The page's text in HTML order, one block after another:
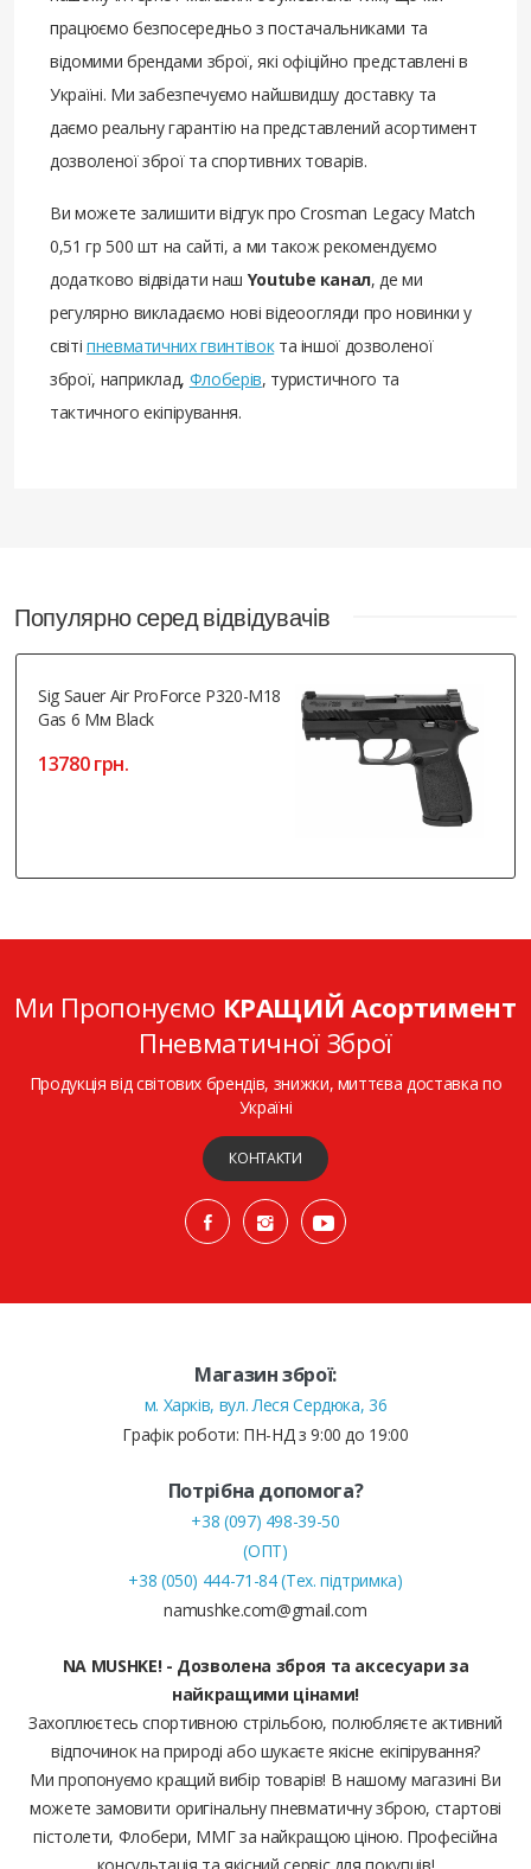
працюємо безпосередньо з постачальниками та
відомими брендами зброї, які офіційно представлені в
Україні. Ми забезпечуємо найшвидшу доставку та
даємо реальну гарантію на представлений асортимент
дозволеної зброї та спортивних товарів.
Ви можете залишити відгук про Crosman Legacy Match
0,51 гр 500 шт на сайті, а ми також рекомендуємо
додатково відвідати наш Youtube канал, де ми
регулярно викладаємо нові відеоогляди про новинки у
світі пневматичних гвинтівокта іншої дозволеної
зброї, наприклад, Флоберів, туристичного та
тактичного екіпірування.
Популярно серед відвідувачів
Sig Sauer Air ProForce P320-M18
Gas 6 Мм Black
13780 грн.
Ми Пропонуємо КРАЩИЙ Асортимент
Пневматичної Зброї
Продукція від світових брендів, знижки, миттєва доставка по
Україні
КОНТАКТИ
Магазин зброї:
м. Харків, вул. Леся Сердюка, 36
Графік роботи: ПН-НД з 9:00 до 19:00
Потрібна допомога?
+38 (097) 498-39-50
(ОПТ)
+38 (050) 444-71-84 (Тех. підтримка)
namushke.com@gmail.com
NA MUSHKE! - Дозволена зброя та аксесуари за
найкращими цінами!
Захоплюєтесь спортивною стрільбою, полюбляєте активний
відпочинок на природі або шукаєте якісне екіпірування?
Ми пропонуємо кращий вибір товарів! В нашому магазині Ви
можете замовити оригінальну пневматичну зброю, стартові
пістолети, Флобери, ММГ за найкращою ціною. Професійна